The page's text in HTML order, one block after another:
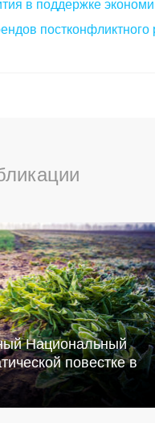
в поддержке
постконфликтного
Национальный
повестке в